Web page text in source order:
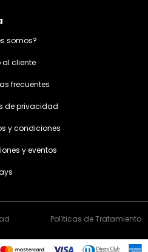
somos?
al cliente
frecuentes
de privacidad
y condiciones
y eventos
Políticas de Tratamiento